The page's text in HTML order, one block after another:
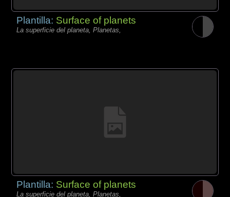
Plantilla: Surface of planets
La superficie del planeta, Planetas,
Plantilla: Surface of planets
La superficie del planeta, Planetas,